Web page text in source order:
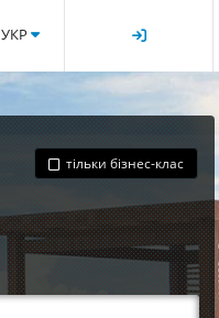
УКР
тільки бізнес-клас